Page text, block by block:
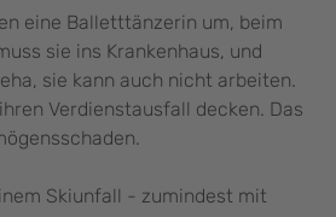
eine Balletttänzerin um, beim
sie ins Krankenhaus, und
sie kann auch nicht arbeiten.
Verdienstausfall decken. Das
Skiunfall - zumindest mit